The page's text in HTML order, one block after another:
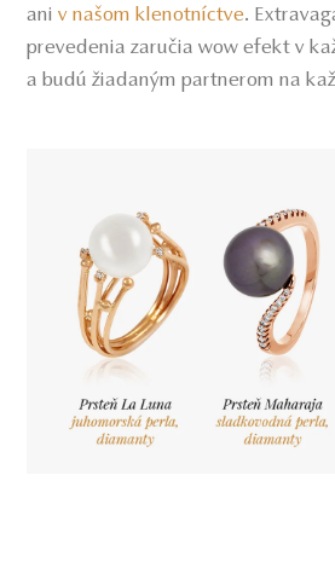
ani v našom klenotníctve.
prevedenia zaručia wow efekt v
a budú žiadaným partnerom na